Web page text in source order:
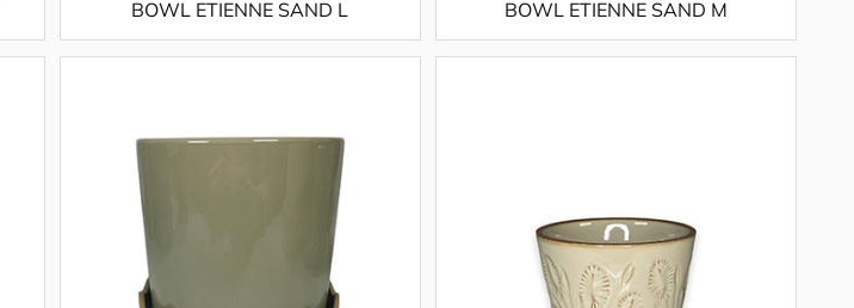
BOWL ETIENNE SAND L BOWL ETIENNE SAND M